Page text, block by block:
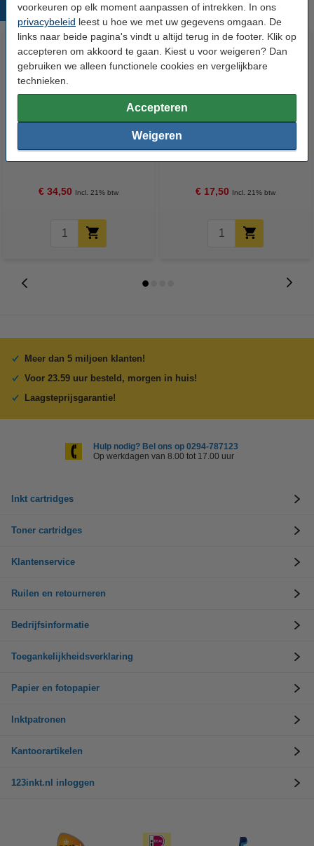
voorkeuren op elk moment aanpassen of intrekken. In ons
privacybeleid leest u hoe we met uw gegevens omgaan. De
links naar beide pagina's vindt u altijd terug in de footer. Klik op
accepteren om akkoord te gaan. Kiest u voor weigeren? Dan
gebruiken we alleen functionele cookies en vergelijkbare
technieken.
Accepteren
Weigeren
Populaire producten
€ 34,50 Incl. 21% btw € 17,50 Incl. 21% btw
Meer dan 5 miljoen klanten!
Voor 23.59 uur besteld, morgen in huis!
Laagsteprijsgarantie!
Hulp nodig? Bel ons op 0294-787123
Op werkdagen van 8.00 tot 17.00 uur
Inkt cartridges
Toner cartridges
Klantenservice
Ruilen en retourneren
Bedrijfsinformatie
Toegankelijkheidsverklaring
Papier en fotopapier
Inktpatronen
Kantoorartikelen
123inkt.nl inloggen